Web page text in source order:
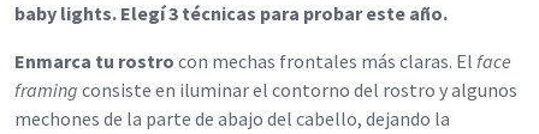
baby lights. Elegí 3 técnicas para probar este año.
Enmarca tu rostro con mechas frontales más claras. El face
framing consiste en iluminar el contorno del rostro y algunos
mechones de la parte de abajo del cabello, dejando la